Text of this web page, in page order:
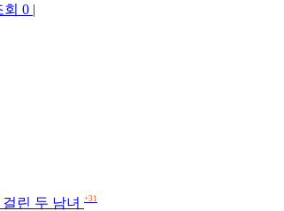
회 0 |
린 두 남녀 +31